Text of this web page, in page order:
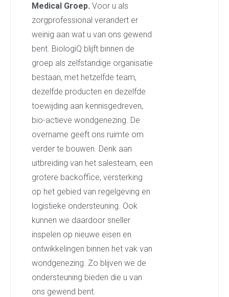
Medical Groep. Voor u als
zorgprofessional verandert er
weinig aan wat u van ons gewend
bent. BiologiQ blijft binnen de
groep als zelfstandige organisatie
bestaan, met hetzelfde team,
dezelfde producten en dezelfde
toewijding aan kennisgedreven,
bio-actieve wondgenezing. De
overname geeft ons ruimte om
verder te bouwen. Denk aan
uitbreiding van het salesteam, een
grotere backoffice, versterking
op het gebied van regelgeving en
logistieke ondersteuning. Ook
kunnen we daardoor sneller
inspelen op nieuwe eisen en
ontwikkelingen binnen het vak van
wondgenezing. Zo blijven we de
ondersteuning bieden die u van
ons gewend bent.